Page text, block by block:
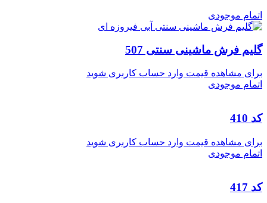
اتمام موجودی
گلیم فرش ماشینی سنتی 507
برای مشاهده قیمت وارد حساب کاربری شوید
اتمام موجودی
کد 410
برای مشاهده قیمت وارد حساب کاربری شوید
اتمام موجودی
کد 417